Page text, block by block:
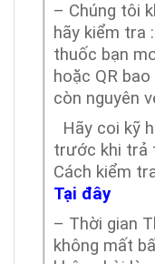
– Chúng tôi
hãy kiểm tra
thuốc bạn
hoặc QR
còn nguyên
Hãy coi kỹ
trước khi trả
Cách kiểm
Tại đây
– Thời gian
không mất